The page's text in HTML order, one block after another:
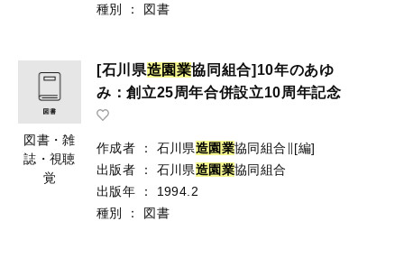
種別
： 図書
図書・雑
誌・視聴
覚
[石川県造園業協同組合]10年のあゆ
み：創立25周年合併設立10周年記念
作成者 ： 石川県造園業協同組合∥[編]
出版者
： 石川県造園業協同組合
出版年
：
1994.2
種別
： 図書